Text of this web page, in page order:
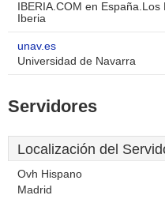
IBERIA.COM en
Iberia
unav.es
Universidad de Navarra
Servidores
Localización del
Ovh Hispano
Madrid